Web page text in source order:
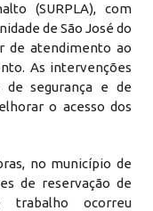
(SURPLA), com
de São José do
de atendimento ao
As intervenções
de segurança e de
o acesso dos
no município de
de reservação de
ocorreu